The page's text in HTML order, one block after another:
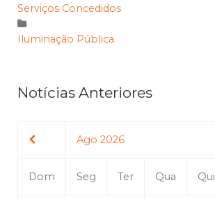
Serviços Concedidos
Iluminação Pública
Notícias Anteriores
Ago 2026
Dom Seg Ter Qua Qui